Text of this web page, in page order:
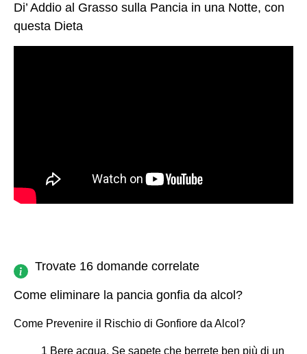
Di’ Addio al Grasso sulla Pancia in una Notte, con
questa Dieta
Trovate 16 domande correlate
Come eliminare la pancia gonfia da alcol?
Come Prevenire il Rischio di Gonfiore da Alcol?
1 Bere acqua. Se sapete che berrete ben più di un